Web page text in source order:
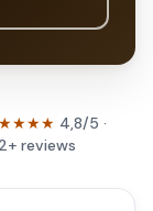
4,8/5 ·
+ reviews